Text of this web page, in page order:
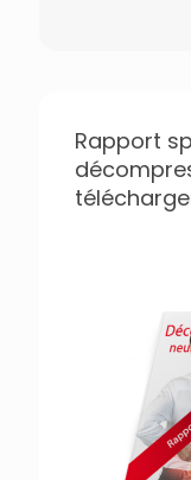
Rapport